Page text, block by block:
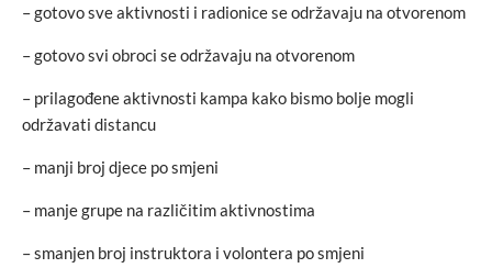
– gotovo sve aktivnosti i radionice se održavaju na otvorenom
– gotovo svi obroci se održavaju na otvorenom
– prilagođene aktivnosti kampa kako bismo bolje mogli
održavati distancu
– manji broj djece po smjeni
– manje grupe na različitim aktivnostima
– smanjen broj instruktora i volontera po smjeni